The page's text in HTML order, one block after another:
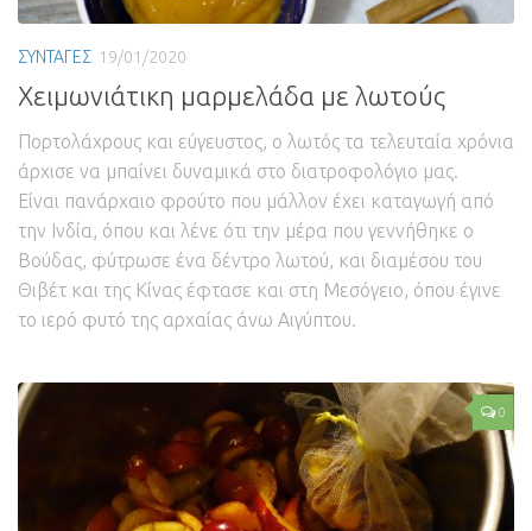
ΣΥΝΤΑΓΕΣ 19/01/2020
Χειμωνιάτικη μαρμελάδα με λωτούς
Πορτολάχρους και εύγευστος, ο λωτός τα τελευταία χρόνια
άρχισε να μπαίνει δυναμικά στο διατροφολόγιο μας.
Είναι πανάρχαιο φρούτο που μάλλον έχει καταγωγή από
την Ινδία, όπου και λένε ότι την μέρα που γεννήθηκε ο
Βούδας, φύτρωσε ένα δέντρο λωτού, και διαμέσου του
Θιβέτ και της Κίνας έφτασε και στη Μεσόγειο, όπου έγινε
το ιερό φυτό της αρχαίας άνω Αιγύπτου.
0